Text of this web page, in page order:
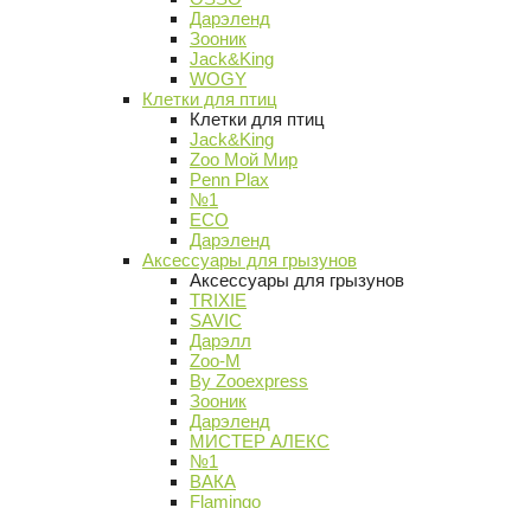
Дарэленд
Зооник
Jack&King
WOGY
Клетки для птиц
Клетки для птиц
Jack&King
Zoo Мой Мир
Penn Plax
№1
ECO
Дарэленд
Аксессуары для грызунов
Аксессуары для грызунов
TRIXIE
SAVIC
Дарэлл
Zoo-M
By Zooexpress
Зооник
Дарэленд
МИСТЕР АЛЕКС
№1
ВАКА
Flamingo